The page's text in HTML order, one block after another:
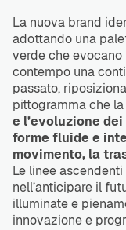
La nuova brand
adottando una
verde che evocano
contempo una
passato,
pittogramma che
e l’evoluzione
forme fluide e
movimento, la
Le linee
nell’anticipare il
illuminate e
innovazione e